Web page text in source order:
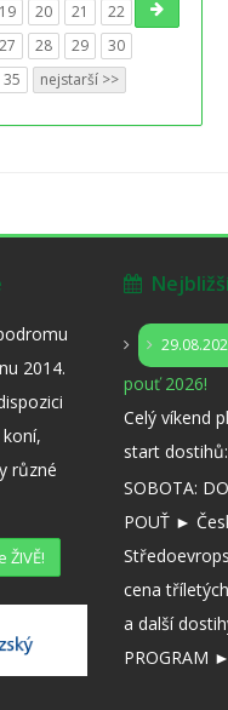
19 20 21
22
27 28 29
30
35 nejstarší >>
2014.
různé
ŽIVĚ!
pouť 2026!
Celý víkend
start
SOBOTA:
POUŤ ►
cena
a další
PROGRAM